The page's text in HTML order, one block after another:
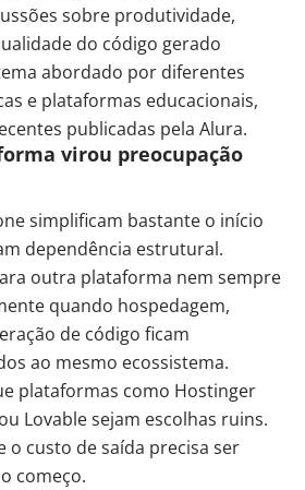
sobre produtividade,
do código gerado
abordado por diferentes
e plataformas educacionais,
publicadas pela Alura.
virou preocupação
simplificam bastante o início
dependência estrutural.
outra plataforma nem sempre
quando hospedagem,
de código ficam
ao mesmo ecossistema.
plataformas como Hostinger
Lovable sejam escolhas ruins.
o custo de saída precisa ser
começo.